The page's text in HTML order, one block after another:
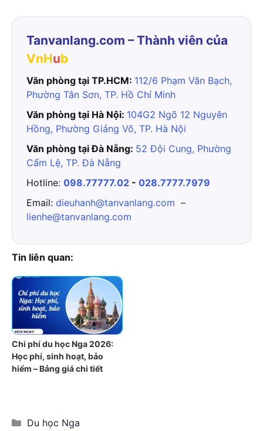
Tanvanlang.com – Thành viên của
VnHub
Văn phòng tại TP.HCM: 112/6 Phạm Văn Bạch,
Phường Tân Sơn, TP. Hồ Chí Minh
Văn phòng tại Hà Nội: 104G2 Ngõ 12 Nguyên
Hồng, Phường Giảng Võ, TP. Hà Nội
Văn phòng tại Đà Nẵng: 52 Đội Cung, Phường
Cẩm Lệ, TP. Đà Nẵng
Hotline: 098.77777.02 - 028.7777.7979
Email: dieuhanh@tanvanlang.com –
lienhe@tanvanlang.com
Tin liên quan:
Chi phí du học Nga 2026:
Học phí, sinh hoạt, bảo
hiểm – Bảng giá chi tiết
Categories
Du học Nga